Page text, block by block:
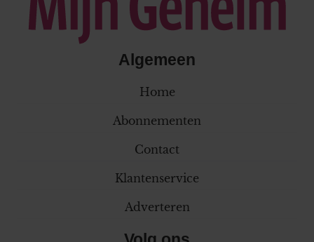
Algemeen
Home
Abonnementen
Contact
Klantenservice
Adverteren